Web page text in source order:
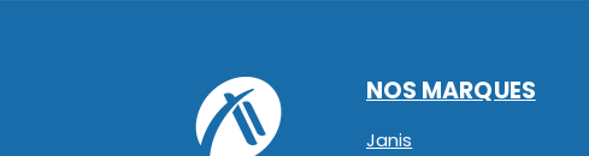
NOS MARQUES
Janis